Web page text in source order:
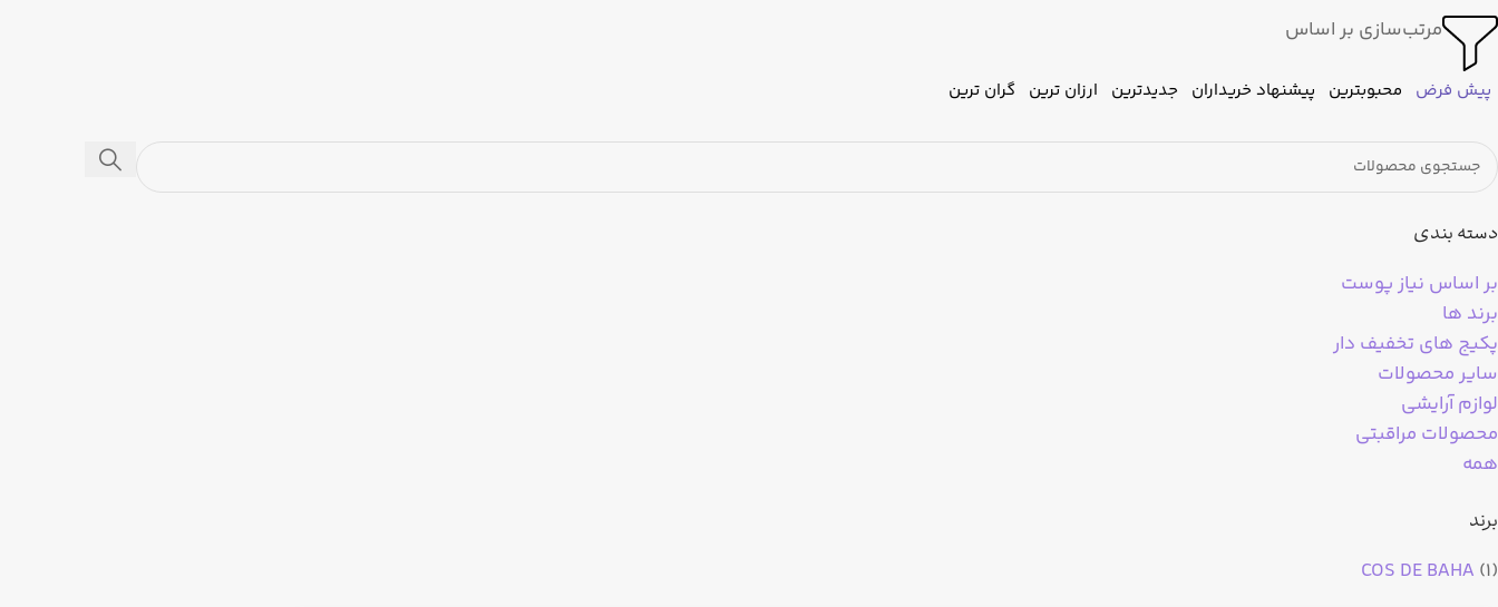
مرتب‌سازی بر اساس
پیش فرض محبوبترین پیشنهاد خریداران جدیدترین ارزان ترین گران ترین
دسته بندی
بر اساس نیاز پوست
برند ها
پکیج های تخفیف دار
سایر محصولات
لوازم آرایشی
محصولات مراقبتی
همه
برند
COS DE BAHA (1)